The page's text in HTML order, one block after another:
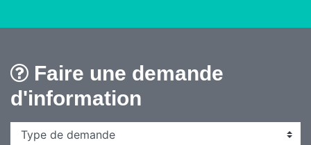
Faire une demande
d'information